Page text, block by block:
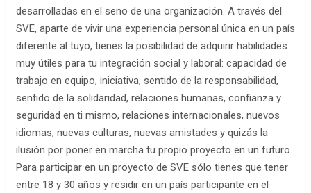
desarrolladas en el seno de una organización. A través del
SVE, aparte de vivir una experiencia personal única en un país
diferente al tuyo, tienes la posibilidad de adquirir habilidades
muy útiles para tu integración social y laboral: capacidad de
trabajo en equipo, iniciativa, sentido de la responsabilidad,
sentido de la solidaridad, relaciones humanas, confianza y
seguridad en ti mismo, relaciones internacionales, nuevos
idiomas, nuevas culturas, nuevas amistades y quizás la
ilusión por poner en marcha tu propio proyecto en un futuro.
Para participar en un proyecto de SVE sólo tienes que tener
entre 18 y 30 años y residir en un país participante en el